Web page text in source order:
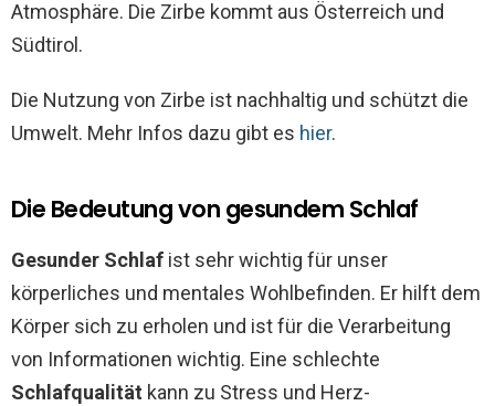
Atmosphäre. Die Zirbe kommt aus Österreich und
Südtirol.
Die Nutzung von Zirbe ist nachhaltig und schützt die
Umwelt. Mehr Infos dazu gibt es hier.
Die Bedeutung von gesundem Schlaf
Gesunder Schlaf ist sehr wichtig für unser
körperliches und mentales Wohlbefinden. Er hilft dem
Körper sich zu erholen und ist für die Verarbeitung
von Informationen wichtig. Eine schlechte
Schlafqualität kann zu Stress und Herz-